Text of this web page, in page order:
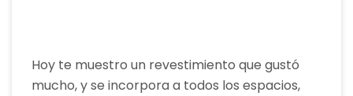
Hoy te muestro un revestimiento que gustó
mucho, y se incorpora a todos los espacios,